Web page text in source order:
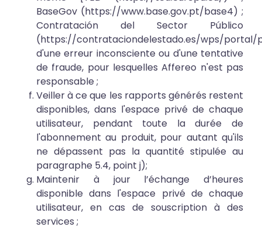
BaseGov (https://www.base.gov.pt/base4) ;
Contratación del Sector Público
(https://contrataciondelestado.es/wps/portal/
d'une erreur inconsciente ou d'une tentative
de fraude, pour lesquelles Affereo n'est pas
responsable ;
Veiller à ce que les rapports générés restent
disponibles, dans l'espace privé de chaque
utilisateur, pendant toute la durée de
l'abonnement au produit, pour autant qu'ils
ne dépassent pas la quantité stipulée au
paragraphe 5.4, point j);
Maintenir à jour l’échange d’heures
disponible dans l'espace privé de chaque
utilisateur, en cas de souscription à des
services ;